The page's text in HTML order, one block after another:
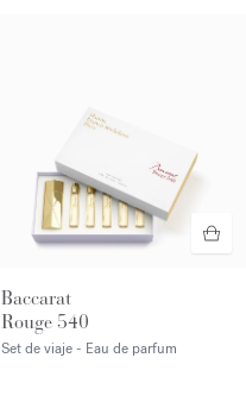
Baccarat
Rouge 540
Set de viaje - Eau de parfum